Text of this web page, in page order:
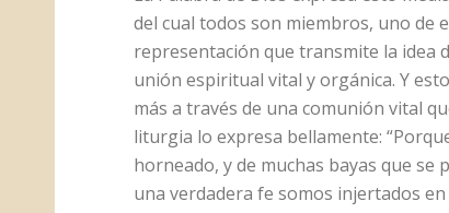
del cual todos son miembros, uno
representación que transmite la idea
unión espiritual vital y orgánica. Y
más a través de una comunión vital
liturgia lo expresa bellamente:
horneado, y de muchas bayas que
una verdadera fe somos injertados